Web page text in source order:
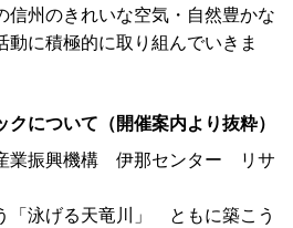
信州のきれいな空気・自然豊かな
に積極的に取り組んでいきま
について（開催案内より抜粋）
業振興機構 伊那センター リサ
「泳げる天竜川」 ともに築こう